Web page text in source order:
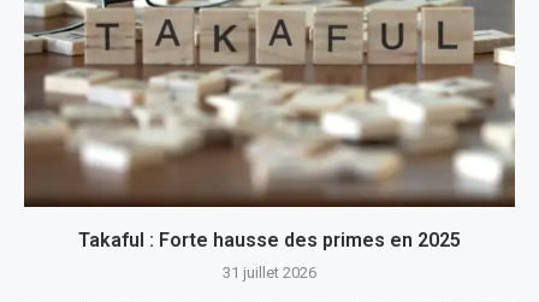
Takaful : Forte hausse des primes en 2025
31 juillet 2026